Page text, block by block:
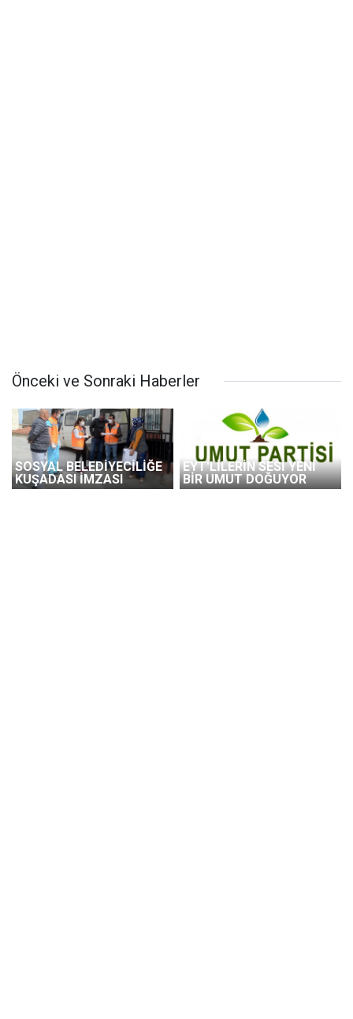
Önceki ve Sonraki Haberler
SOSYAL BELEDİYECİLİĞE
KUŞADASI İMZASI
EYT'LİLERİN SESİ YENİ
BİR UMUT DOĞUYOR